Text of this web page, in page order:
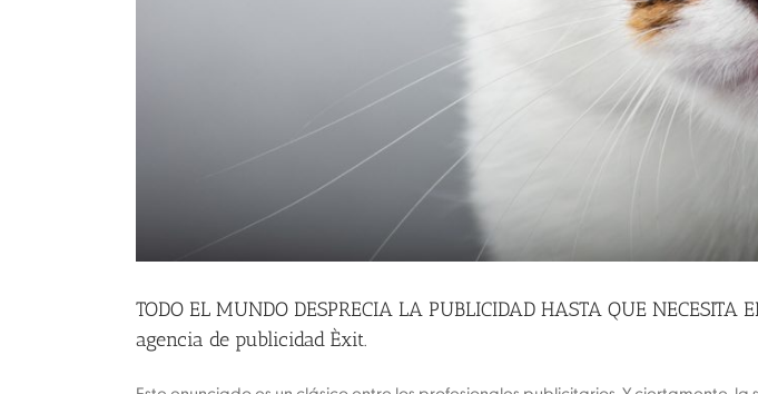
TODO EL MUNDO DESPRECIA LA PUBLICIDAD HASTA QUE
agencia de publicidad Èxit.